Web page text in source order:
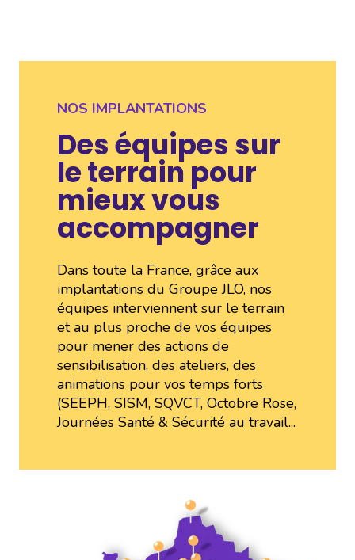
NOS IMPLANTATIONS
Des équipes sur
le terrain pour
mieux vous
accompagner
Dans toute la France, grâce aux
implantations du Groupe JLO, nos
équipes interviennent sur le terrain
et au plus proche de vos équipes
pour mener des actions de
sensibilisation, des ateliers, des
animations pour vos temps forts
(SEEPH, SISM, SQVCT, Octobre Rose,
Journées Santé & Sécurité au travail...